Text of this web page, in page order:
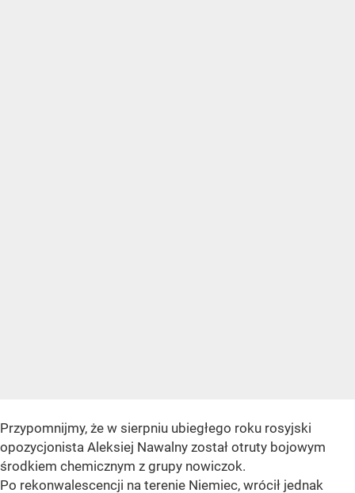
Przypomnijmy, że w sierpniu ubiegłego roku rosyjski
opozycjonista Aleksiej Nawalny został otruty bojowym
środkiem chemicznym z grupy nowiczok.
Po rekonwalescencji na terenie Niemiec, wrócił jednak